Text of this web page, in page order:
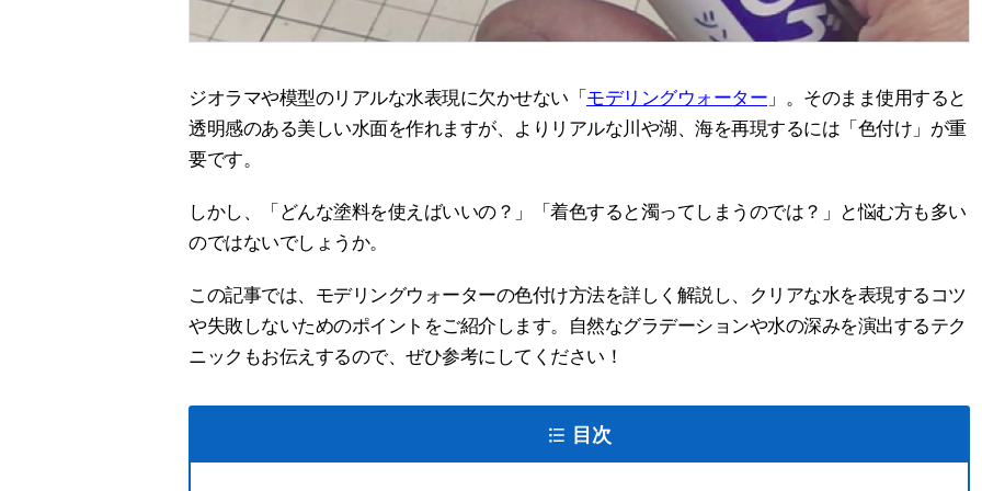
ジオラマや模型のリアルな水表現に欠かせない「 モデリングウォーター 」。そのまま使用すると
透明感のある美しい水面を作れますが、よりリアルな川や湖、海を再現するには「色付け」が重
要です。
しかし、「どんな塗料を使えばいいの？」「着色すると濁ってしまうのでは？」と悩む方も多い
のではないでしょうか。
この記事では、モデリングウォーターの色付け方法を詳しく解説し、クリアな水を表現するコツ
や失敗しないためのポイントをご紹介します。自然なグラデーションや水の深みを演出するテク
ニックもお伝えするので、ぜひ参考にしてください！
目次